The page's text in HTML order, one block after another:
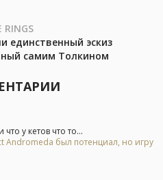
RINGS
единственный эскиз
самим Толкином
у кетов что то...
Andromeda был потенциал, но игру